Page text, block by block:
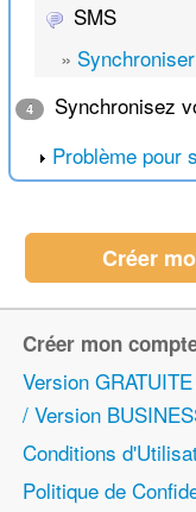
SMS
»
4
Synchronisez
Problème pour
Créer
Créer mon
Version
/ Version
Conditions
Politique de